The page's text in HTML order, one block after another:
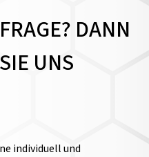
DANN
UNS
individuell und